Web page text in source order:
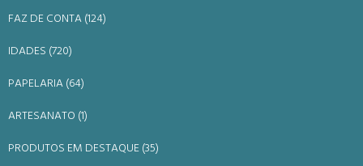
FAZ DE CONTA (124)
IDADES (720)
PAPELARIA (64)
ARTESANATO (1)
PRODUTOS EM DESTAQUE (35)